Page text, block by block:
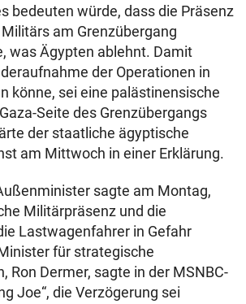
bedeuten würde, dass die Präsenz
am Grenzübergang
was Ägypten ablehnt. Damit
der Operationen in
könne, sei eine palästinensische
Seite des Grenzübergangs
der staatliche ägyptische
am Mittwoch in einer Erklärung.
sagte am Montag,
Militärpräsenz und die
Lastwagenfahrer in Gefahr
für strategische
Ron Dermer, sagte in der MSNBC-
Joe“, die Verzögerung sei